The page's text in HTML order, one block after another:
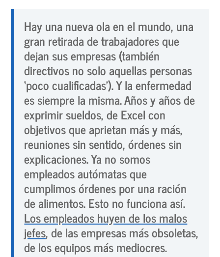
Hay una nueva ola en el mundo, una
gran retirada de trabajadores que
dejan sus empresas (también
directivos no solo aquellas personas
‘poco cualificadas’). Y la enfermedad
es siempre la misma. Años y años de
exprimir sueldos, de Excel con
objetivos que aprietan más y más,
reuniones sin sentido, órdenes sin
explicaciones. Ya no somos
empleados autómatas que
cumplimos órdenes por una ración
de alimentos. Esto no funciona así.
Los empleados huyen de los malos
jefes, de las empresas más obsoletas,
de los equipos más mediocres.